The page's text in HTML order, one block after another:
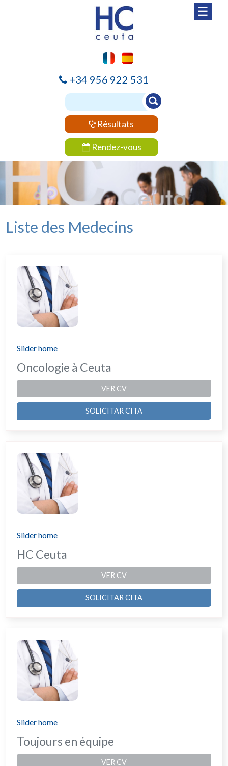
☰
+34 956 922 531
Résultats
Rendez-vous
Liste des Medecins
Slider home
Oncologie à Ceuta
VER CV
SOLICITAR CITA
Slider home
HC Ceuta
VER CV
SOLICITAR CITA
Slider home
Toujours en équipe
VER CV